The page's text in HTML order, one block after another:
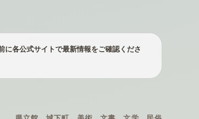
各公式サイトで最新情報をご確認くださ